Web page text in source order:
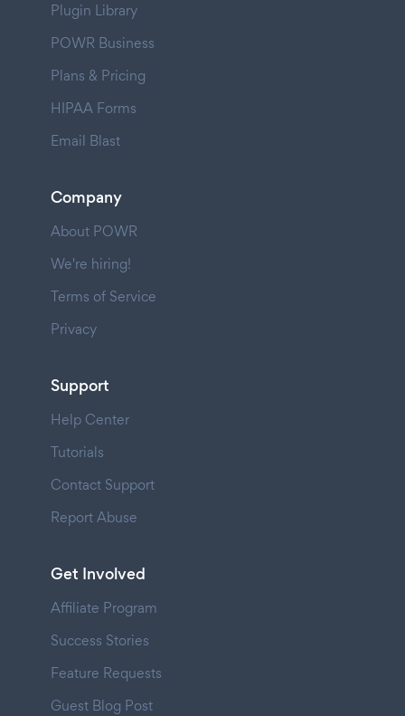
Plugin Library
POWR Business
Plans & Pricing
HIPAA Forms
Email Blast
Company
About POWR
We're hiring!
Terms of Service
Privacy
Support
Help Center
Tutorials
Contact Support
Report Abuse
Get Involved
Affiliate Program
Success Stories
Feature Requests
Guest Blog Post